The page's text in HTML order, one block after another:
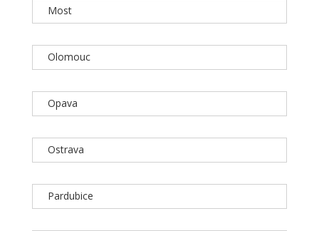
Most
Olomouc
Opava
Ostrava
Pardubice